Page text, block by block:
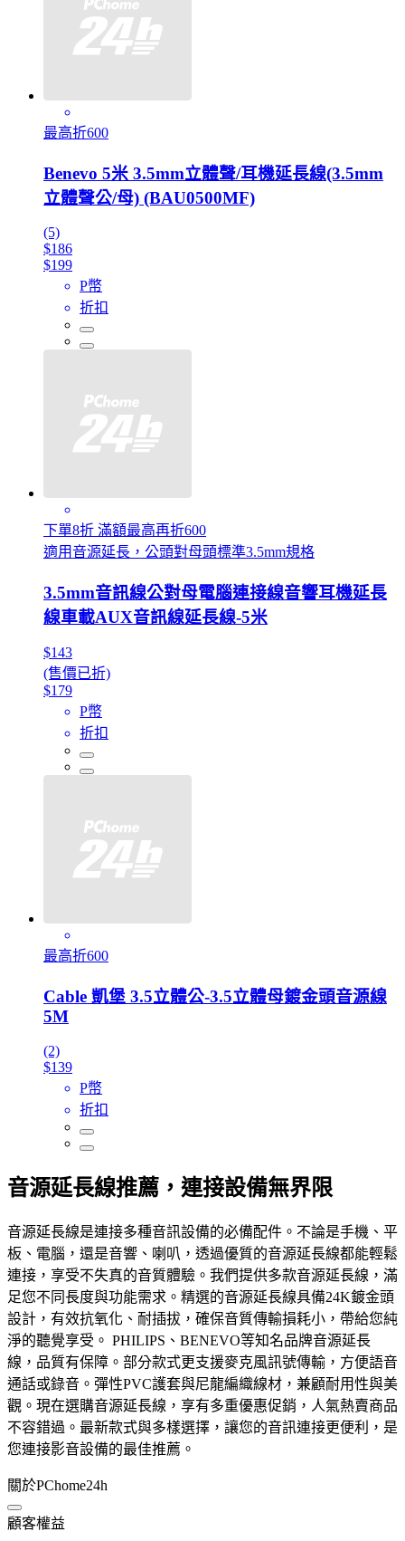
最高折600
Benevo 5米 3.5mm立體聲/耳機延長線(3.5mm
立體聲公/母) (BAU0500MF)
(5)
$186
$199
P幣
折扣
下單8折 滿額最高再折600
適用音源延長，公頭對母頭標準3.5mm規格
3.5mm音訊線公對母電腦連接線音響耳機延長
線車載AUX音訊線延長線-5米
$143
(售價已折)
$179
P幣
折扣
最高折600
Cable 凱堡 3.5立體公-3.5立體母鍍金頭音源線
5M
(2)
$139
P幣
折扣
音源延長線推薦，連接設備無界限
音源延長線是連接多種音訊設備的必備配件。不論是手機、平
板、電腦，還是音響、喇叭，透過優質的音源延長線都能輕鬆
連接，享受不失真的音質體驗。我們提供多款音源延長線，滿
足您不同長度與功能需求。精選的音源延長線具備24K鍍金頭
設計，有效抗氧化、耐插拔，確保音質傳輸損耗小，帶給您純
淨的聽覺享受。 PHILIPS、BENEVO等知名品牌音源延長
線，品質有保障。部分款式更支援麥克風訊號傳輸，方便語音
通話或錄音。彈性PVC護套與尼龍編織線材，兼顧耐用性與美
觀。現在選購音源延長線，享有多重優惠促銷，人氣熱賣商品
不容錯過。最新款式與多樣選擇，讓您的音訊連接更便利，是
您連接影音設備的最佳推薦。
關於PChome24h
顧客權益